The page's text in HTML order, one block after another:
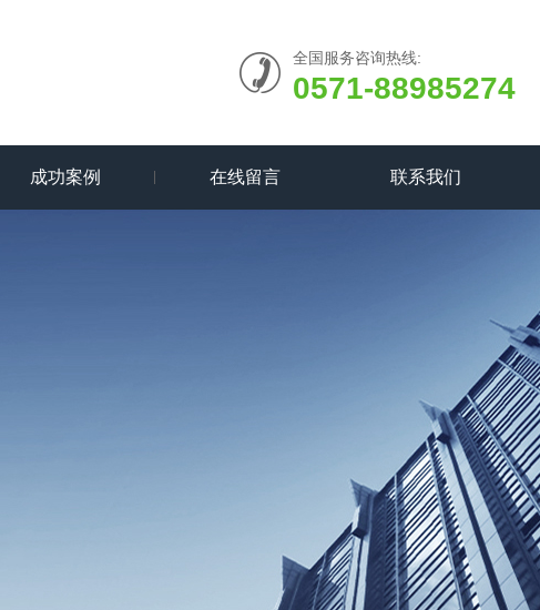
全国服务咨询热线:
0571-88985274
成功案例 在线留言 联系我们